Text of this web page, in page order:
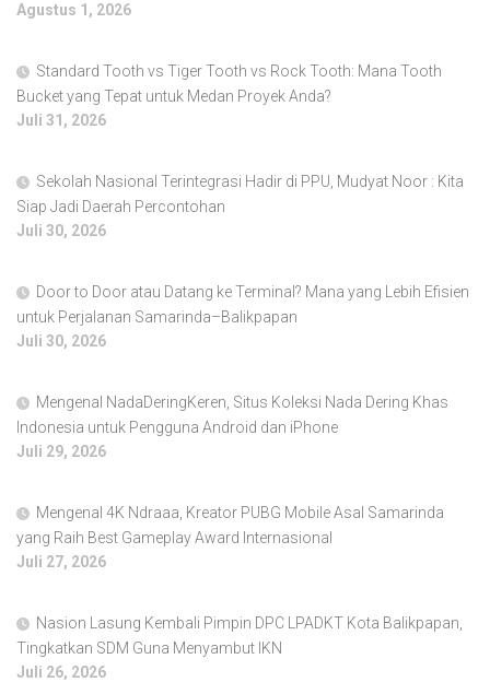
Agustus 1, 2026
Standard Tooth vs Tiger Tooth vs Rock Tooth: Mana Tooth
Bucket yang Tepat untuk Medan Proyek Anda?
Juli 31, 2026
Sekolah Nasional Terintegrasi Hadir di PPU, Mudyat Noor : Kita
Siap Jadi Daerah Percontohan
Juli 30, 2026
Door to Door atau Datang ke Terminal? Mana yang Lebih Efisien
untuk Perjalanan Samarinda–Balikpapan
Juli 30, 2026
Mengenal NadaDeringKeren, Situs Koleksi Nada Dering Khas
Indonesia untuk Pengguna Android dan iPhone
Juli 29, 2026
Mengenal 4K Ndraaa, Kreator PUBG Mobile Asal Samarinda
yang Raih Best Gameplay Award Internasional
Juli 27, 2026
Nasion Lasung Kembali Pimpin DPC LPADKT Kota Balikpapan,
Tingkatkan SDM Guna Menyambut IKN
Juli 26, 2026